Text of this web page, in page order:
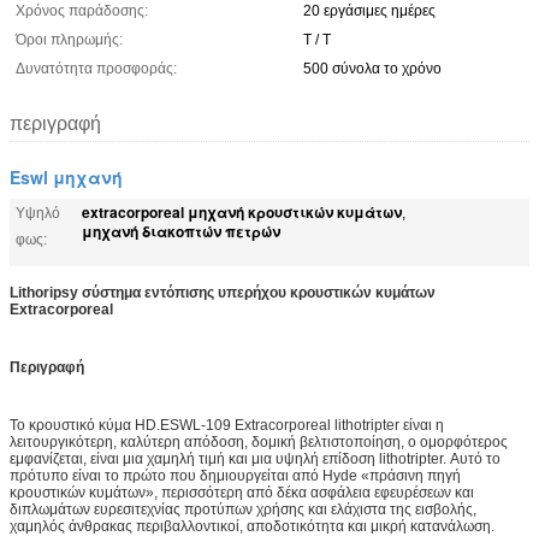
Χρόνος παράδοσης:
20 εργάσιμες ημέρες
Όροι πληρωμής:
T / T
Δυνατότητα προσφοράς:
500 σύνολα το χρόνο
περιγραφή
Eswl μηχανή
Υψηλό
φως:
extracorporeal μηχανή κρουστικών κυμάτων,
μηχανή διακοπτών πετρών
Lithoripsy σύστημα εντόπισης υπερήχου κρουστικών κυμάτων
Extracorporeal
Περιγραφή
Το κρουστικό κύμα HD.ESWL-109 Extracorporeal lithotripter είναι η
λειτουργικότερη, καλύτερη απόδοση, δομική βελτιστοποίηση, ο ομορφότερος
εμφανίζεται, είναι μια χαμηλή τιμή και μια υψηλή επίδοση lithotripter. Αυτό το
πρότυπο είναι το πρώτο που δημιουργείται από Hyde «πράσινη πηγή
κρουστικών κυμάτων», περισσότερη από δέκα ασφάλεια εφευρέσεων και
διπλωμάτων ευρεσιτεχνίας προτύπων χρήσης και ελάχιστα της εισβολής,
χαμηλός άνθρακας περιβαλλοντικοί, αποδοτικότητα και μικρή κατανάλωση.